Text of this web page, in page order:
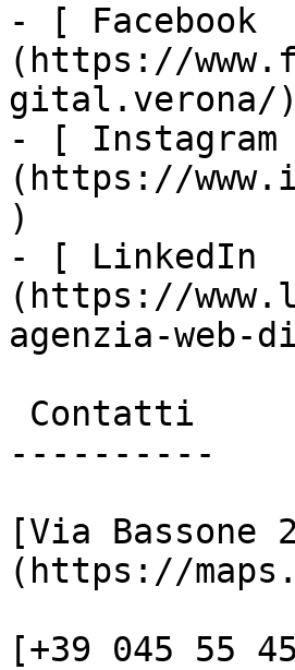
- [ Facebook
(https://
gital.verona/)
- [
(https://
)
- [ LinkedIn
(https://
agenzia-
----------
[Via Bassone
(https://
[+39 045 55